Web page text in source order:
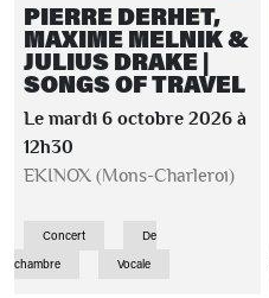
PIERRE DERHET,
MAXIME MELNIK &
JULIUS DRAKE |
SONGS OF TRAVEL
Le mardi 6 octobre 2026 à
12h30
EKINOX (Mons-Charleroi)
Concert
De
chambre
Vocale